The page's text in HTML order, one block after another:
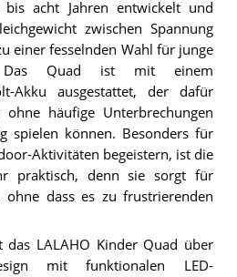
acht Jahren entwickelt und
zwischen Spannung
einer fesselnden Wahl für junge
Das Quad ist mit einem
Akku ausgestattet, der dafür
häufige Unterbrechungen
spielen können. Besonders für
Aktivitäten begeistern, ist die
praktisch, denn sie sorgt für
ohne dass es zu frustrierenden
das LALAHO Kinder Quad über
mit funktionalen LED-